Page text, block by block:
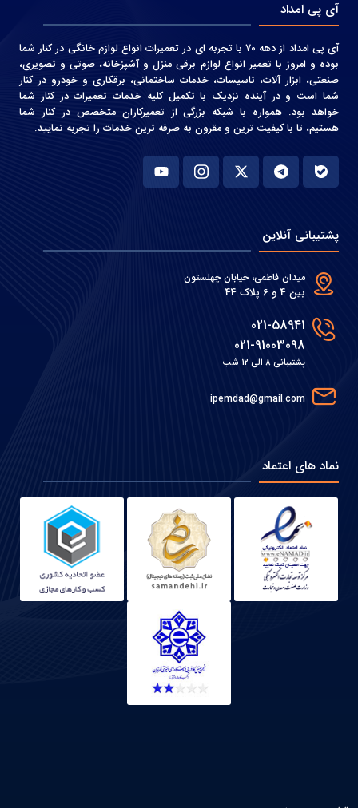
آی پی امداد
آی پی امداد از دهه 70 با تجربه ای در تعمیرات انواع لوازم خانگی در کنار شما
بوده و امروز با تعمیر انواع لوازم برقی منزل و آشپزخانه، صوتی و‌ تصویری،
صنعتی، ابزار آلات، تاسیسات، خدمات ساختمانی، برقکاری و خودرو در کنار
شما است و در آینده نزدیک با تکمیل کلیه خدمات تعمیرات در کنار شما
خواهد بود. همواره با شبکه بزرگی از تعمیرکاران متخصص در کنار شما
هستیم، تا با کیفیت ترین و مقرون به صرفه ترین خدمات را تجربه نمایید.
پشتیبانی آنلاین
میدان فاطمی، خیابان چهلستون
بین 4 و 6 پلاک 44
021-58941
021-91003098
پشتیبانی 8 الی 12 شب
ipemdad@gmail.com
نماد های اعتماد